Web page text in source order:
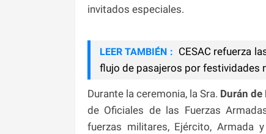
invitados especiales.
LEER TAMBIÉN : CESAC refuerza
flujo de pasajeros por festividades
Durante la ceremonia, la Sra. Durán de
de Oficiales de las Fuerzas
fuerzas militares, Ejército, Armada